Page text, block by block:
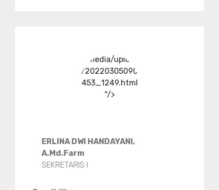
../media/upload
/20220305090
453_1249.html
"/>
ERLINA DWI HANDAYANI,
A.Md.Farm
SEKRETARIS I